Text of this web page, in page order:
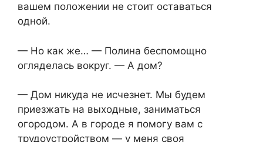
вашем положении не стоит оставаться
одной.
— Но как же… — Полина беспомощно
огляделась вокруг. — А дом?
— Дом никуда не исчезнет. Мы будем
приезжать на выходные, заниматься
огородом. А в городе я помогу вам с
трудоустройством — у меня своя